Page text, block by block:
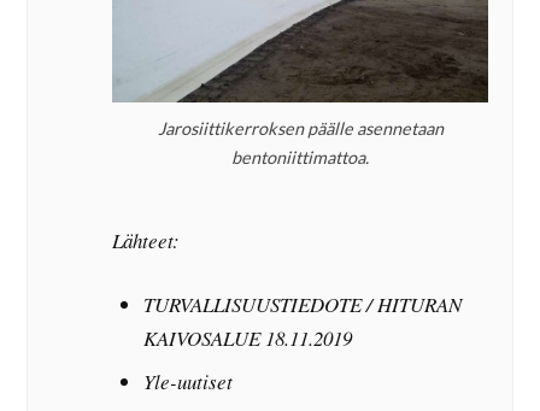
Jarosiittikerroksen päälle asennetaan
bentoniittimattoa.
Lähteet:
TURVALLISUUSTIEDOTE / HITURAN
KAIVOSALUE 18.11.2019
Yle-uutiset